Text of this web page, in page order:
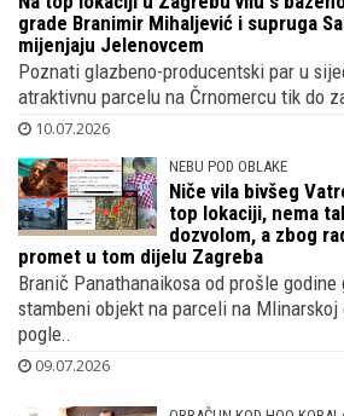
PODVIG
Na top lokaciji u
i glazbeni studio
Mihaljević i supruga
mijenjaju Jelenovcem
Poznati glazbeno-producentski par u
atraktivnu parcelu na Črnomercu tik do
10.07.2026
NEBU POD OBLAKE
Niče vila bivšeg
top lokaciji, nema
dozvolom, a zbog
promet u tom dijelu Zagreba
Branič Panathanaikosa od prošle godine
stambeni objekt na parceli na Mlinarskoj
pogle..